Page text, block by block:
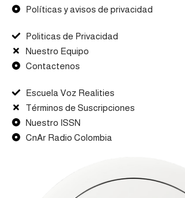
Políticas y avisos de privacidad
Politicas de Privacidad
Nuestro Equipo
Contactenos
Escuela Voz Realities
Términos de Suscripciones
Nuestro ISSN
CnAr Radio Colombia